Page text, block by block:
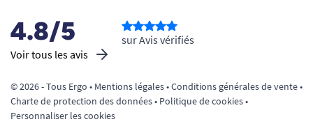
4.8/5
Voir tous les avis
sur Avis vérifiés
© 2026 - Tous Ergo • Mentions légales•Conditions générales de vente•
Charte de protection des données• Politique de cookies•
Personnaliser les cookies